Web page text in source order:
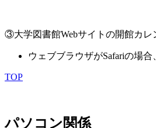
③大学図書館Webサイトの開館カレ
ウェブブラウザがSafariの場
TOP
パソコン関係